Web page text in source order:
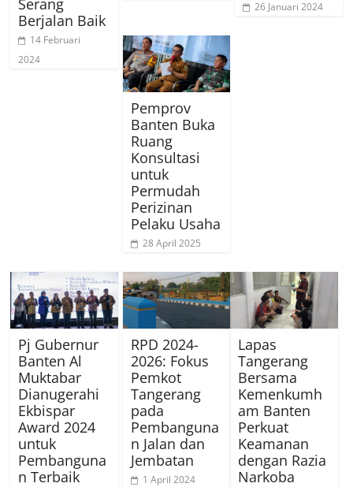
Berjalan Baik
14 Februari
2024
26 Januari 2024
Pemprov
Banten Buka
Ruang
Konsultasi
untuk
Permudah
Perizinan
Pelaku Usaha
28 April 2025
Pj Gubernur
Banten Al
Muktabar
Dianugerahi
Ekbispar
Award 2024
untuk
Pembanguna
n Terbaik
RPD 2024-
2026: Fokus
Pemkot
Tangerang
pada
Pembanguna
n Jalan dan
Jembatan
1 April 2024
Lapas
Tangerang
Bersama
Kemenkumh
am Banten
Perkuat
Keamanan
dengan Razia
Narkoba